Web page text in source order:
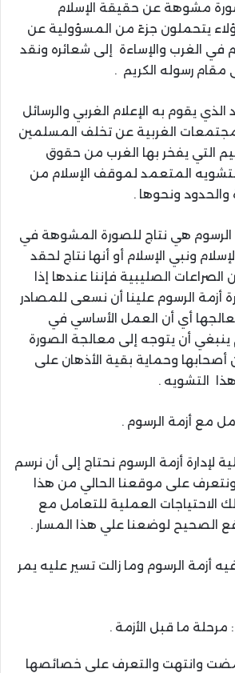
مشوهة عن حقيقة الإسلام
يتحملون جزءً من المسؤولية عن
في الغرب والإساءة إلى شعائره ونقد
مقام رسوله الكريم .
يقوم به الإعلام الغربي والرسائل
المجتمعات الغربية عن تخلف المسلمين
التي يفخر بها الغرب من حقوق
المتعمد لموقف الإسلام من
والحدود ونحوها .
الرسوم هي نتاج للصورة المشوهة في
ونبي الإسلام أو أنها نتاج لحقد
الصليبية فإننا عندها إذا
أزمة الرسوم علينا أن نسعى للمصادر
أي أن العمل الأساسي في
ينبغي أن يتوجه إلى معالجة الصورة
وحماية بقية الأذهان على
التشويه .
مع أزمة الرسوم .
لإدارة أزمة الرسوم نحتاج إلى أن نرسم
ونتعرف على موقعنا الحالي من هذا
الاحتياجات العملية للتعامل مع
الصحيح لوضعنا علي هذا المسار .
أزمة الرسوم وما زالت تسير عليه يمر
: مرحلة ما قبل الأزمة .
وانتهت والتعرف على خصائصها